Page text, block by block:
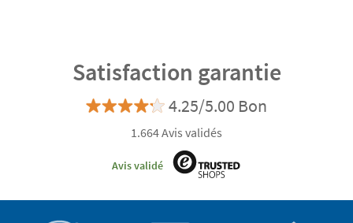
Satisfaction garantie
4.25/5.00 Bon
1.664 Avis validés
Avis validé